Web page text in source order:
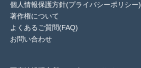
個人情報保護方針(プライバシーポリシー)
著作権について
よくあるご質問(FAQ)
お問い合わせ